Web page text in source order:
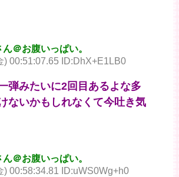
＠お腹いっぱい。
) 00:51:07.65 ID:DhX+E1LB0
弾みたいに2回目あるよな多
ないかもしれなくて今吐き気
＠お腹いっぱい。
) 00:58:34.81 ID:uWS0Wg+h0